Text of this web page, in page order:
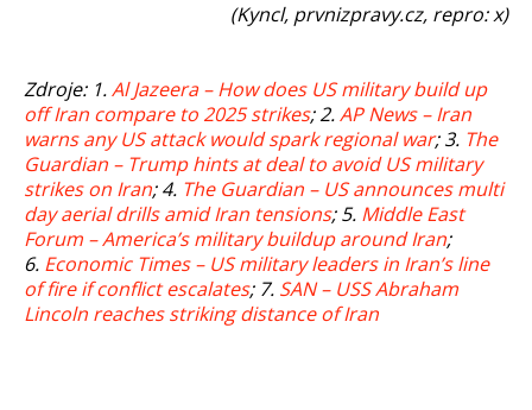
(Kyncl, prvnizpravy.cz, repro: x)
Zdroje: 1.Al Jazeera – How does US military build up
off Iran compare to 2025 strikes; 2.AP News – Iran
warns any US attack would spark regional war; 3. The
Guardian – Trump hints at deal to avoid US military
strikes on Iran; 4. The Guardian – US announces multi
day aerial drills amid Iran tensions; 5. Middle East
Forum – America’s military buildup around Iran;
6. Economic Times – US military leaders in Iran’s line
of fire if conflict escalates; 7. SAN – USS Abraham
Lincoln reaches striking distance of Iran